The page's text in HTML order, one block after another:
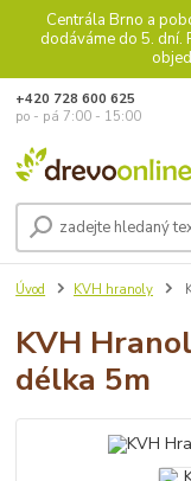
Centrála Brno a
dodáváme do 5. dní.
+420 728 600 625
po - pá 7:00 - 15:00
Úvod KVH hranoly
KVH
délka 5m